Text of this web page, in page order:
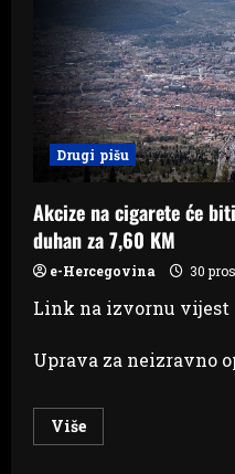
Ljubuškom
zaplijenila
56
kilograma
ilegalnog
duhana
Drugi pišu
Akcize na cigarete će
duhan za 7,60 KM
e-Hercegovina 30
Link na izvornu vijest
Uprava za neizravno
VišeRead
more